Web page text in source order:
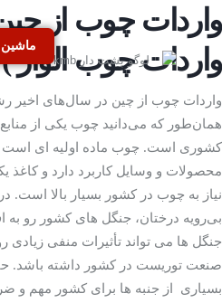
واردات چوب از
واردات چوب الوار )
واردات چوب از چین در سال‌های اخیر
همان‌طور که می‌دانید چوب یکی از
کشوری است. چوب ماده اولیه ­ای است
محصولات و وسایل کاربرد دارد و کاغذ
نیاز به چوب در کشور بسیار بالا است.
بی‌رویه درختان، جنگل­ های کشور رو به
جنگل­ ها می­ تواند تأثیرات منفی
صنعت توریست در کشور داشته باشد.
بسیاری از جنبه ­ها برای کشور مهم و